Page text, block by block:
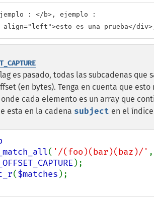
: </b>, ejemplo :
align="left">esto es una prueba</
es pasado, todas las subcadenas
(en bytes). Tenga en cuenta que
cada elemento es un array que
esta en la cadena subject en el índice
( '/(foo)(bar)(baz)/' ,
($matches